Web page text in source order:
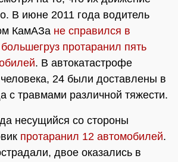
В июне 2011 года водитель
КамАЗа не справился в
протаранил пять
. В автокатастрофе
24 были доставлены в
с травмами различной тяжести.
несущийся со стороны
протаранил 12 автомобилей.
двое оказались в